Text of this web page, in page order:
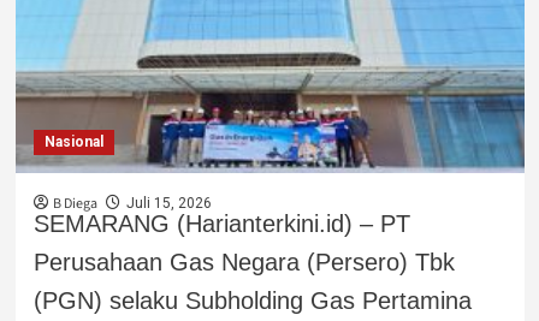
Nasional
B Diega Juli 15, 2026
SEMARANG (Harianterkini.id) – PT
Perusahaan Gas Negara (Persero) Tbk
(PGN) selaku Subholding Gas Pertamina